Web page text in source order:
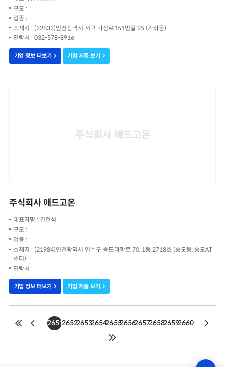
규모 :
업종 :
소재지 : (22832)인천광역시 서구 가정로151번길 25 (가좌동)
연락처 : 032-578-8916
기업 정보 더보기 기업 제품 보기
주식회사 애드고온
주식회사 애드고온
대표자명 : 권건석
규모 :
업종 :
소재지 : (21984)인천광역시 연수구 송도과학로 70, 1동 2718호 (송도동, 송도AT
센터)
연락처 :
기업 정보 더보기 기업 제품 보기
2651265226532654265526562657265826592660